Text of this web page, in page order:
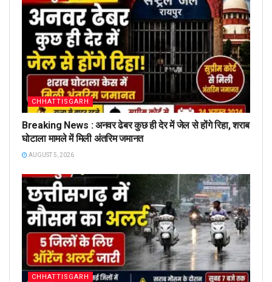
CHHATTISGARH
Breaking News : अनवर ढेबर कुछ ही देर में जेल से होंगे रिहा, शराब
घोटाला मामले में मिली अंतरिम जमानत
AUGUST 5, 2026
CHHATTISGARH